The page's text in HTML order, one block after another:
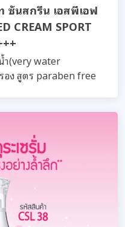
ซันสกรีน เอสพีเอฟ
CREAM SPORT
ำ(very water
ง สูตร paraben free